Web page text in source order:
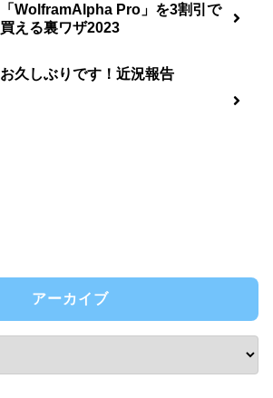
「WolframAlpha Pro」を3割引で
買える裏ワザ2023
お久しぶりです！近況報告
アーカイブ